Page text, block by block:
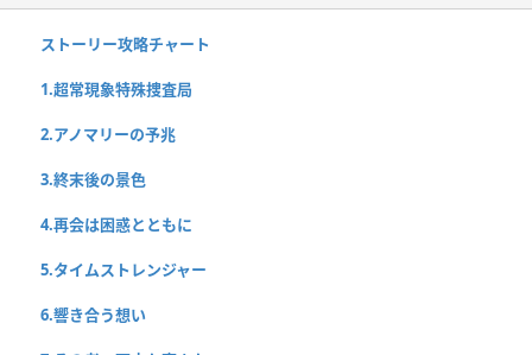
ストーリー攻略チャート
1.超常現象特殊捜査局
2.アノマリーの予兆
3.終末後の景色
4.再会は困惑とともに
5.タイムストレンジャー
6.響き合う想い